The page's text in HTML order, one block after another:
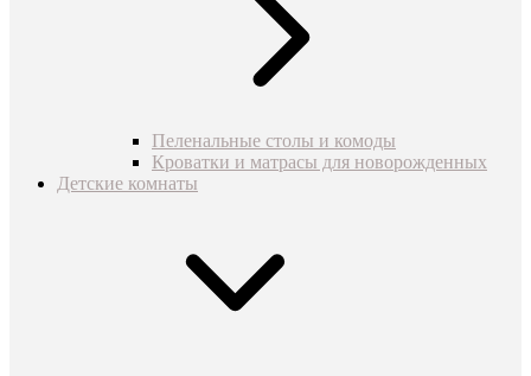
Пеленальные столы и комоды
Кроватки и матрасы для новорожденных
Детские комнаты